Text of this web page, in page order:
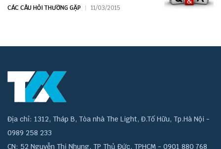
CÁC CÂU HỎI THƯỜNG GẶP 11/03/2015
Địa chỉ: 1312, Tháp B, Tòa nhà The Light, Đ.Tố Hữu, Tp.Hà Nội -
0989 258 233
CN: 52 Nguyễn Thị Nhung, TP Thủ Đức, TPHCM - 0901 880 768